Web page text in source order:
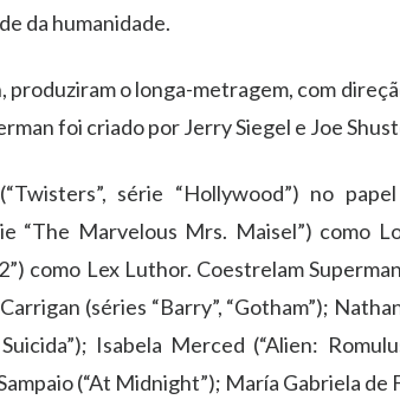
da humanidade.
produziram o longa-metragem, com
foi criado por Jerry Siegel e Joe
série “Hollywood”) no
“The Marvelous Mrs. Maisel”) como
como Lex Luthor. Coestrelam
(séries “Barry”, “Gotham”);
Isabela Merced (“Alien:
(“At Midnight”); María Gabriela de